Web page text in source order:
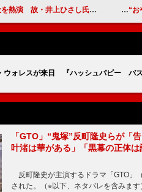
井上ひさし氏へのオマージュ作で 篠原
ウォレスが来日 『ハッシュパピー バ
「GTO」“鬼塚”反町隆史らが「
叶渚は華がある」「黒幕の正体は
反町隆史が主演するドラマ「GTO」
された。（※以下、ネタバレを含みま